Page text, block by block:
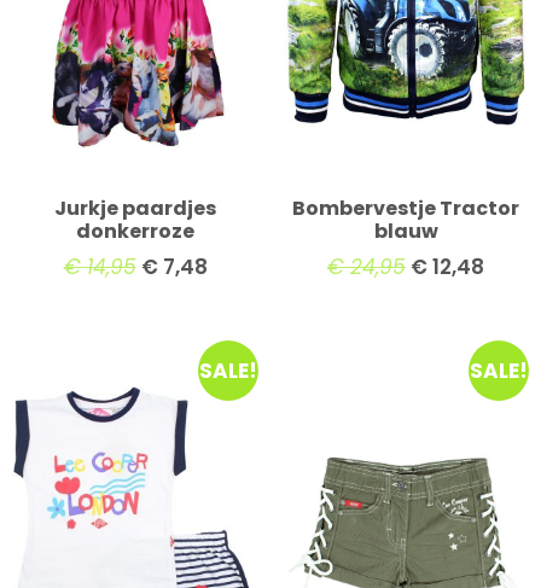
Jurkje paardjes
donkerroze
€14,95 €7,48
Bombervestje Tractor
blauw
€24,95 €12,48
SALE! SALE!